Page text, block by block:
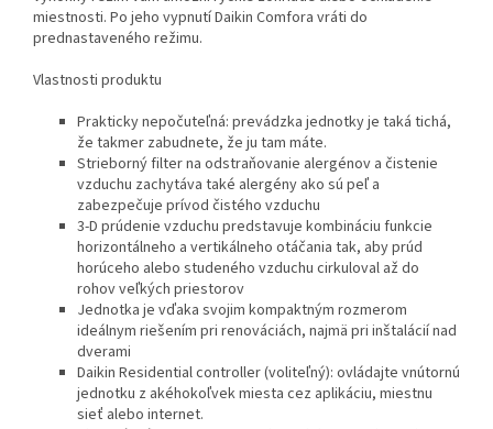
miestnosti. Po jeho vypnutí Daikin Comfora vráti do
prednastaveného režimu.
Vlastnosti produktu
Prakticky nepočuteľná: prevádzka jednotky je taká tichá,
že takmer zabudnete, že ju tam máte.
Strieborný filter na odstraňovanie alergénov a čistenie
vzduchu zachytáva také alergény ako sú peľ a
zabezpečuje prívod čistého vzduchu
3-D prúdenie vzduchu predstavuje kombináciu funkcie
horizontálneho a vertikálneho otáčania tak, aby prúd
horúceho alebo studeného vzduchu cirkuloval až do
rohov veľkých priestorov
Jednotka je vďaka svojim kompaktným rozmerom
ideálnym riešením pri renováciách, najmä pri inštalácií nad
dverami
Daikin Residential controller (voliteľný): ovládajte vnútornú
jednotku z akéhokoľvek miesta cez aplikáciu, miestnu
sieť alebo internet.